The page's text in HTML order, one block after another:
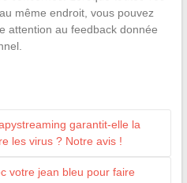
même endroit, vous pouvez
attention au feedback donnée
garantit-elle la
les virus ? Notre avis !
votre jean bleu pour faire